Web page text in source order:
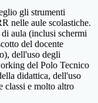
gli strumenti
nelle aule scolastiche.
aula (inclusi schermi
del docente
dell'uso degli
del Polo Tecnico
didattica, dell'uso
classi e molto altro